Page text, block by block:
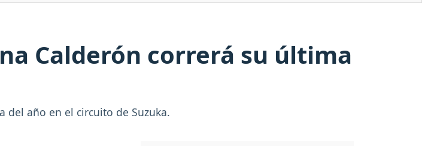
Calderón correrá su última
del año en el circuito de Suzuka.